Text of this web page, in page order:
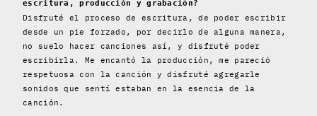
escritura, producción y grabación?
Disfruté el proceso de escritura, de poder escribir
desde un pie forzado, por decirlo de alguna manera,
no suelo hacer canciones así, y disfruté poder
escribirla. Me encantó la producción, me pareció
respetuosa con la canción y disfruté agregarle
sonidos que sentí estaban en la esencia de la
canción.